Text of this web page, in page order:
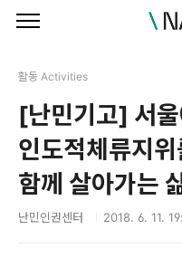
활동 Activities
[난민기고] 서울
인도적체류지
함께 살아가는
난민인권센터 2018. 6. 11.